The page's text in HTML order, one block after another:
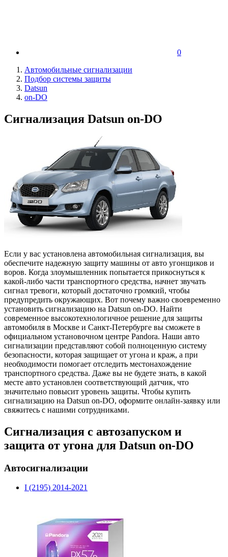
0
Автомобильные сигнализации
Подбор системы защиты
Datsun
on-DO
Сигнализация Datsun on-DO
Если у вас установлена ​​автомобильная сигнализация, вы
обеспечите надежную защиту машины от авто угонщиков и
воров. Когда злоумышленник попытается прикоснуться к
какой-либо части транспортного средства, начнет звучать
сигнал тревоги, который достаточно громкий, чтобы
предупредить окружающих. Вот почему важно своевременно
установить сигнализацию на Datsun on-DO. Найти
современное высокотехнологичное решение для защиты
автомобиля в Москве и Санкт-Петербурге вы сможете в
официальном установочном центре Pandora. Наши авто
сигнализации представляют собой полноценную систему
безопасности, которая защищает от угона и краж, а при
необходимости помогает отследить местонахождение
транспортного средства. Даже вы не будете знать, в какой
месте авто установлен соответствующий датчик, что
значительно повысит уровень защиты. Чтобы купить
сигнализацию на Datsun on-DO, оформите онлайн-заявку или
свяжитесь с нашими сотрудниками.
Сигнализация с автозапуском и
защита от угона для Datsun on-DO
Автосигнализации
I (2195) 2014-2021